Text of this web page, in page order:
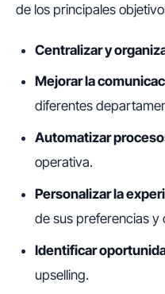
de los principales
Centralizar y
Mejorar la
diferentes
Automatizar
operativa.
Personalizar la
de sus preferencias y
Identificar
upselling.